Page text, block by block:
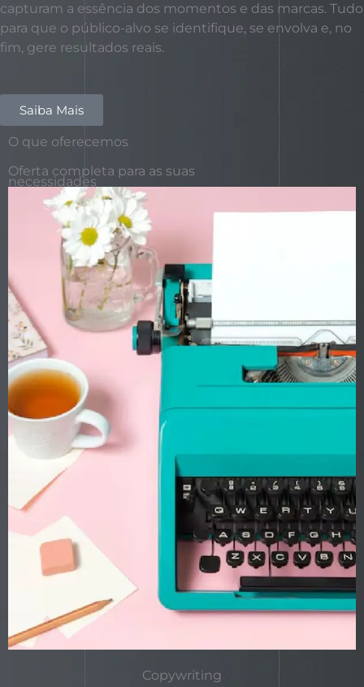
capturam a essência dos momentos e das marcas. Tudo
para que o público-alvo se identifique, se envolva e, no
fim, gere resultados reais.
Saiba Mais
O que oferecemos
Oferta completa para as suas
necessidades
Copywriting